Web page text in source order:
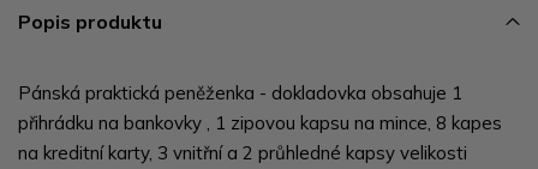
Popis produktu
Pánská praktická peněženka - dokladovka obsahuje 1
přihrádku na bankovky , 1 zipovou kapsu na mince, 8 kapes
na kreditní karty, 3 vnitřní a 2 průhledné kapsy velikosti